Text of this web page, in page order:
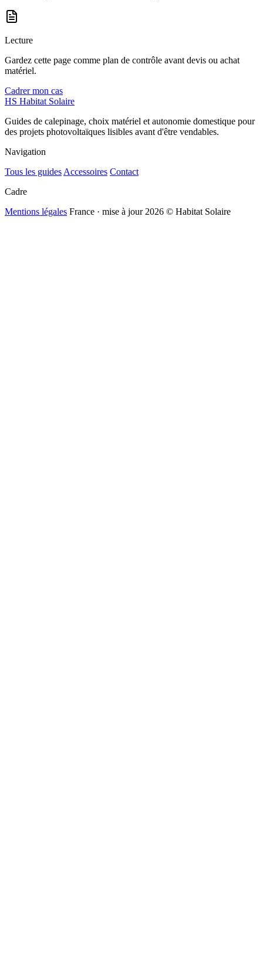
Lecture
Gardez cette page comme plan de contrôle avant devis ou achat
matériel.
Cadrer mon cas
HS Habitat Solaire
Guides de calepinage, choix matériel et autonomie domestique pour
des projets photovoltaïques lisibles avant d'être vendables.
Navigation
Tous les guides Accessoires Contact
Cadre
Mentions légales France · mise à jour 2026 © Habitat Solaire